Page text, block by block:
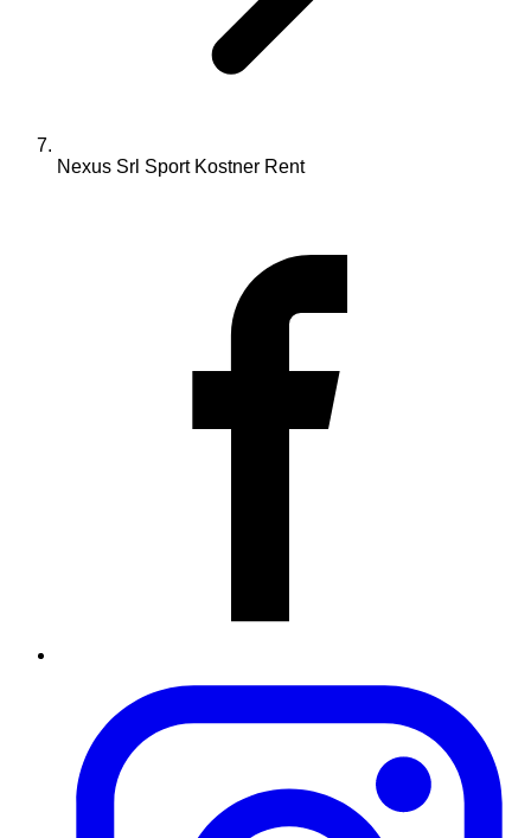
Nexus Srl Sport Kostner Rent